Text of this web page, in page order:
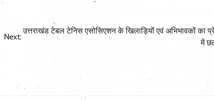
Next:
उत्तराखंड टेबल टेनिस एसोसिएशन के खिलाड़ियों एवं अभिभावकों का
में